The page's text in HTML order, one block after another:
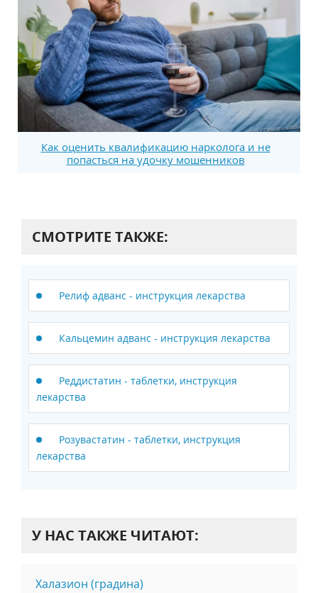
Как оценить квалификацию нарколога и не
попасться на удочку мошенников
СМОТРИТЕ ТАКЖЕ:
Релиф адванс - инструкция лекарства
Кальцемин адванс - инструкция лекарства
Реддистатин - таблетки, инструкция
лекарства
Розувастатин - таблетки, инструкция
лекарства
У НАС ТАКЖЕ ЧИТАЮТ:
Халазион (градина)